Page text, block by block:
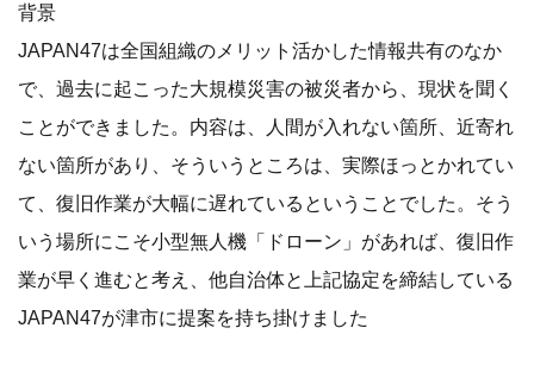
背景
JAPAN47は全国組織のメリット活かした情報共有のなか
で、過去に起こった大規模災害の被災者から、現状を聞く
ことができました。内容は、人間が入れない箇所、近寄れ
ない箇所があり、そういうところは、実際ほっとかれてい
て、復旧作業が大幅に遅れているということでした。そう
いう場所にこそ小型無人機「ドローン」があれば、復旧作
業が早く進むと考え、他自治体と上記協定を締結している
JAPAN47が津市に提案を持ち掛けました